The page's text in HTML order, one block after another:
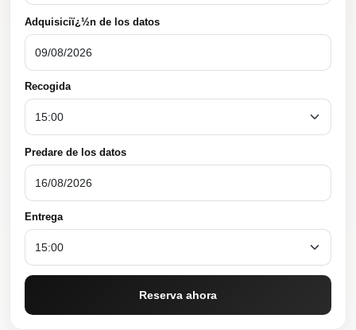
Adquisiciï¿½n de los datos
Recogida
Predare de los datos
Entrega
Reserva ahora